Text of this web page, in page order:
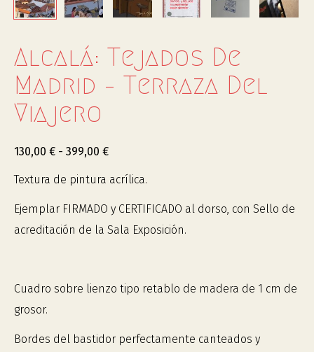
Alcalá: Tejados De
Madrid – Terraza Del
Viajero
130,00 € - 399,00 €
Textura de pintura acrílica.
Ejemplar FIRMADO y CERTIFICADO al dorso, con Sello de
acreditación de la Sala Exposición.
Cuadro sobre lienzo tipo retablo de madera de 1 cm de
grosor.
Bordes del bastidor perfectamente canteados y